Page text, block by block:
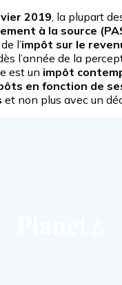
2019, la plupart
à la source
l’impôt sur le
l’année de la
est un impôt
en fonction de
et non plus avec un